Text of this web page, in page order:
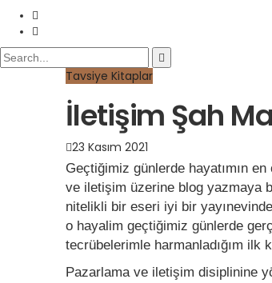
Tavsiye Kitaplar
İletişim Şah
23 Kasım 2021
Geçtiğimiz günlerde hayatımın
ve iletişim üzerine blog yazmaya
nitelikli bir eseri iyi bir
o hayalim geçtiğimiz günlerde
tecrübelerimle harmanladığım ilk
Pazarlama ve iletişim disiplinine